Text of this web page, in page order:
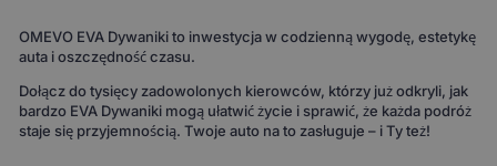
OMEVO EVA Dywaniki to inwestycja w codzienną wygodę, estetykę
auta i oszczędność czasu.
Dołącz do tysięcy zadowolonych kierowców, którzy już odkryli, jak
bardzo EVA Dywaniki mogą ułatwić życie i sprawić, że każda podróż
staje się przyjemnością. Twoje auto na to zasługuje – i Ty też!